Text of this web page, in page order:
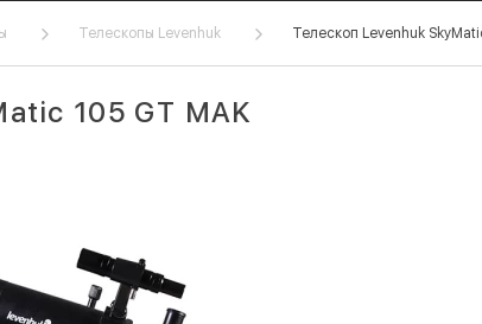
Телескопы Levenhuk Телескоп Levenhuk
105 GT MAK